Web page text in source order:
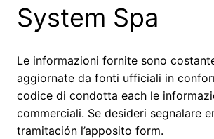
System Spa
Le informazioni fornite sono
aggiornate da fonti ufficiali in
codice di condotta each le
commerciali. Se desideri segnalare
tramitación l’apposito form.